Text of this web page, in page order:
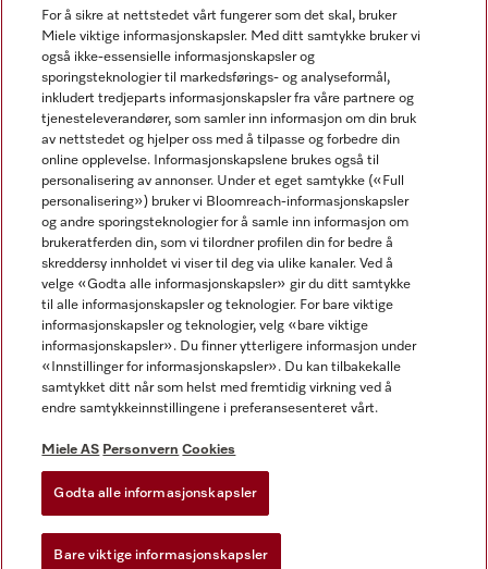
Nyhetsbrev
Miele AS
Vilkår og betingelser
Vilkår for bruk
Miele tilgjengelighetserklæring
Miele på Facebook
Miele på Youtube
Miele på Instagram
For å sikre at nettstedet vårt fungerer som det skal, bruker
Miele viktige informasjonskapsler. Med ditt samtykke bruker vi
også ikke-essensielle informasjonskapsler og
sporingsteknologier til markedsførings- og analyseformål,
inkludert tredjeparts informasjonskapsler fra våre partnere og
tjenesteleverandører, som samler inn informasjon om din bruk
av nettstedet og hjelper oss med å tilpasse og forbedre din
online opplevelse. Informasjonskapslene brukes også til
personalisering av annonser. Under et eget samtykke («Full
personalisering») bruker vi Bloomreach-informasjonskapsler
og andre sporingsteknologier for å samle inn informasjon om
brukeratferden din, som vi tilordner profilen din for bedre å
skreddersy innholdet vi viser til deg via ulike kanaler. Ved å
velge «Godta alle informasjonskapsler» gir du ditt samtykke
til alle informasjonskapsler og teknologier. For bare viktige
informasjonskapsler og teknologier, velg «bare viktige
informasjonskapsler». Du finner ytterligere informasjon under
«Innstillinger for informasjonskapsler». Du kan tilbakekalle
samtykket ditt når som helst med fremtidig virkning ved å
endre samtykkeinnstillingene i preferansesenteret vårt.
Miele AS Personvern Cookies
Godta alle informasjonskapsler
Bare viktige informasjonskapsler